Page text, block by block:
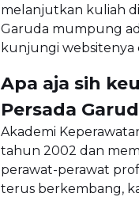
melanjutkan kuliah
Garuda mumpung
kunjungi websitenya
Apa aja sih
Persada
Akademi
tahun 2002 dan
perawat-perawat
terus berkembang,